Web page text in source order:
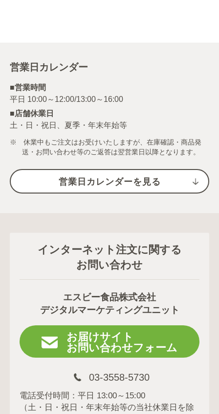
営業日カレンダー
■営業時間
■店舗休業日
土・日・祝日、夏季・年末年始等
※ 休業中もご注文はお受けいたしますが、在庫確認・商品発
送・お問い合わせ等のご返答は翌営業日以降となります。
営業日カレンダーを見る
インターネット注文に関する
お問い合わせ
エスビー食品株式会社
デジタルマーケティングユニット
お届けサイト
お問い合わせフォーム
03-3558-5730
電話受付時間：平日 13:00～15:00
（土・日・祝日・年末年始等の当社休業日を除